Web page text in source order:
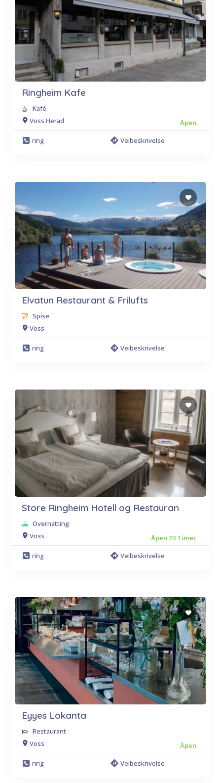
Ringheim Kafe
Kafé
Voss Herad
Åpen
ring
Veibeskrivelse
Elvatun Restaurant & Frilufts
Spise
Voss
ring Veibeskrivelse
Store Ringheim Hotell og Restauran
Overnatting
Voss
Åpen 24 Timer
ring
Veibeskrivelse
Eyyes Lokanta
Restaurant
Voss
Åpen
ring
Veibeskrivelse